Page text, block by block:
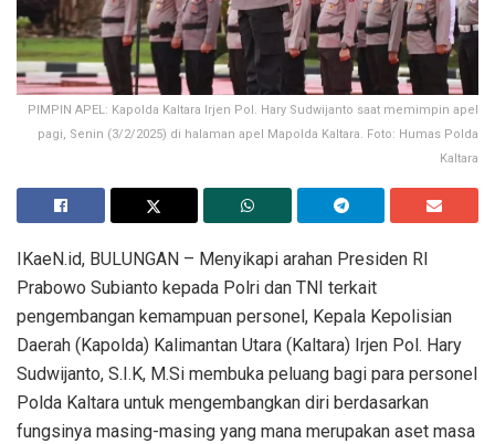
PIMPIN APEL: Kapolda Kaltara Irjen Pol. Hary Sudwijanto saat memimpin apel
pagi, Senin (3/2/2025) di halaman apel Mapolda Kaltara. Foto: Humas Polda
Kaltara
IKaeN.id, BULUNGAN – Menyikapi arahan Presiden RI
Prabowo Subianto kepada Polri dan TNI terkait
pengembangan kemampuan personel, Kepala Kepolisian
Daerah (Kapolda) Kalimantan Utara (Kaltara) Irjen Pol. Hary
Sudwijanto, S.I.K, M.Si membuka peluang bagi para personel
Polda Kaltara untuk mengembangkan diri berdasarkan
fungsinya masing-masing yang mana merupakan aset masa